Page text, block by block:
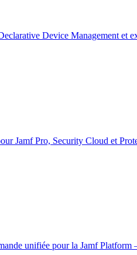
Device Management et
Jamf Pro, Security Cloud et
unifiée pour la Jamf